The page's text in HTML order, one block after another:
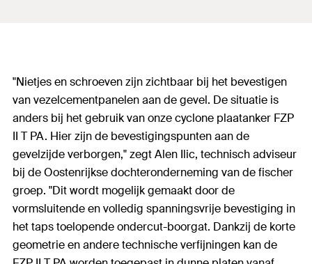
"Nietjes en schroeven zijn zichtbaar bij het bevestigen
van vezelcementpanelen aan de gevel. De situatie is
anders bij het gebruik van onze cyclone plaatanker FZP
II T PA. Hier zijn de bevestigingspunten aan de
gevelzijde verborgen," zegt Alen Ilic, technisch adviseur
bij de Oostenrijkse dochteronderneming van de fischer
groep. "Dit wordt mogelijk gemaakt door de
vormsluitende en volledig spanningsvrije bevestiging in
het taps toelopende ondercut-boorgat. Dankzij de korte
geometrie en andere technische verfijningen kan de